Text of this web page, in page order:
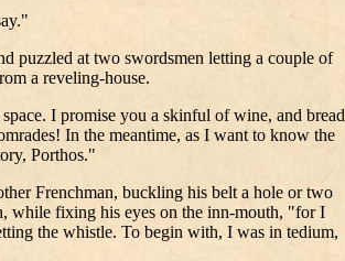
puzzled at two swordsmen letting a couple of
a reveling-house.
I promise you a skinful of wine, and bread
In the meantime, as I want to know the
Porthos."
Frenchman, buckling his belt a hole or two
while fixing his eyes on the inn-mouth, "for I
the whistle. To begin with, I was in tedium,